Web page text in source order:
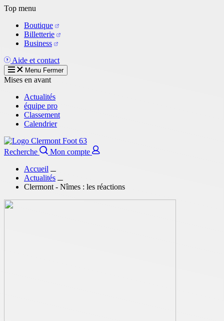
Aller
contenu
principal
Top menu
Boutique
Billetterie
Business
Aide et contact
Menu Fermer
Mises en avant
Actualités
équipe pro
Classement
Calendrier
Recherche
Mon compte
Accueil
Actualités
Clermont - Nîmes : les réactions